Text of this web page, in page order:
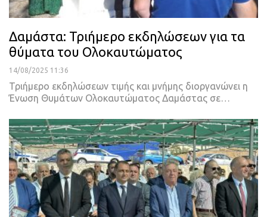
Δαμάστα: Τριήμερο εκδηλώσεων για τα
θύματα του Ολοκαυτώματος
14/08/2025 11:36
Τριήμερο εκδηλώσεων τιμής και μνήμης διοργανώνει η
Ένωση Θυμάτων Ολοκαυτώματος Δαμάστας σε…